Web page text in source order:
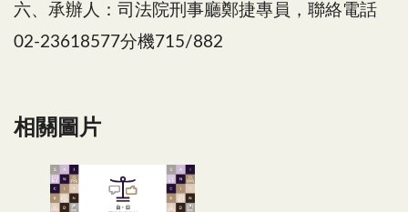
六、承辦人：司法院刑事廳鄭捷專員，聯絡電話
02-23618577分機715/882
相關圖片